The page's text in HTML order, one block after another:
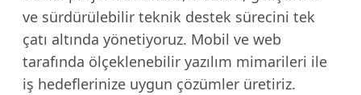
ve sürdürülebilir teknik destek sürecini tek
çatı altında yönetiyoruz. Mobil ve web
tarafında ölçeklenebilir yazılım mimarileri ile
iş hedeflerinize uygun çözümler üretiriz.